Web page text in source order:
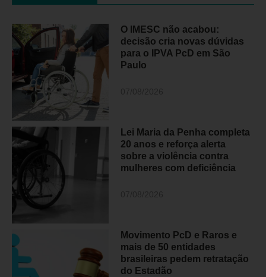
O IMESC não acabou:
decisão cria novas dúvidas
para o IPVA PcD em São
Paulo
Lei Maria da Penha completa
20 anos e reforça alerta
sobre a violência contra
mulheres com deficiência
Movimento PcD e Raros e
mais de 50 entidades
brasileiras pedem retratação
do Estadão